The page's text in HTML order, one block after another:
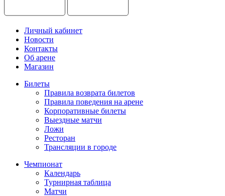
Личный кабинет
Новости
Контакты
Об арене
Магазин
Билеты
Правила возврата билетов
Правила поведения на арене
Корпоративные билеты
Выездные матчи
Ложи
Ресторан
Трансляции в городе
Чемпионат
Календарь
Турнирная таблица
Матчи